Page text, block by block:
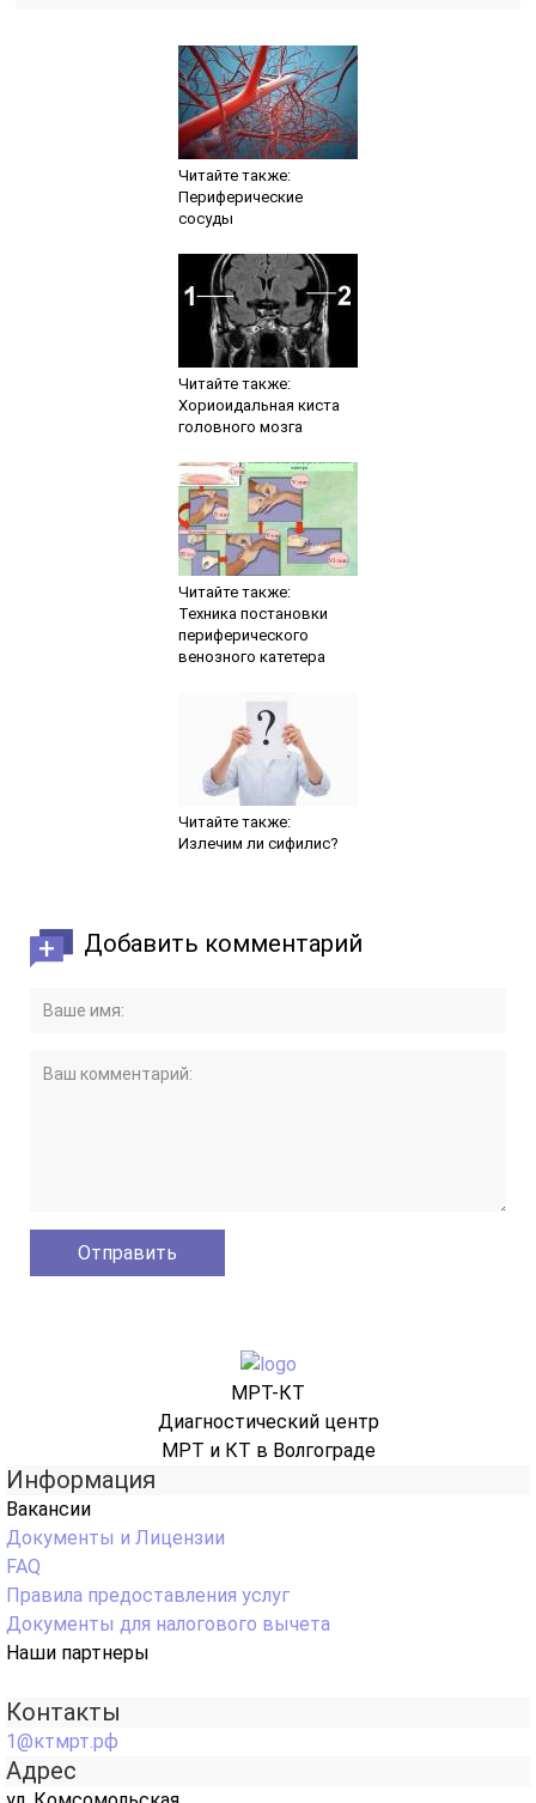
Читайте также:
Периферические
сосуды
Читайте также:
Хориоидальная киста
головного мозга
Читайте также:
Техника постановки
периферического
венозного катетера
Читайте также:
Излечим ли сифилис?
Добавить комментарий
МРТ-КТ
Диагностический центр
МРТ и КТ в Волгограде
Информация
Вакансии
Документы и Лицензии
FAQ
Правила предоставления услуг
Документы для налогового вычета
Наши партнеры
Контакты
1@ктмрт.рф
Адрес